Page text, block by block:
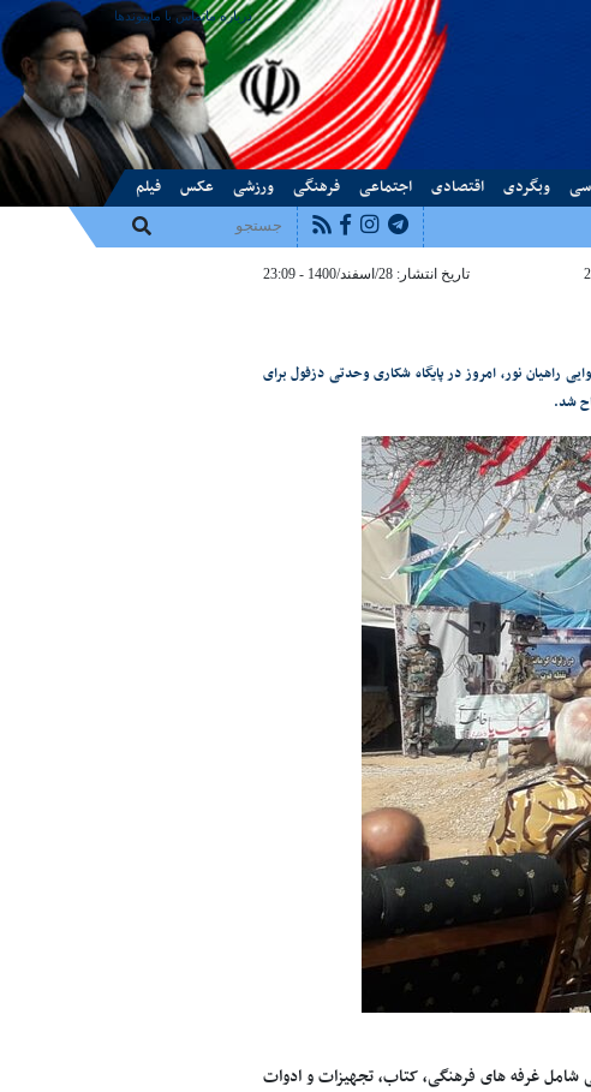
درباره ماتماس با ماپیوندها
وبگردی اقتصادی اجتماعی فرهنگی ورزشی عکس فیلم
تاریخ انتشار: 28/اسفند/1400 - 23:09
راهیان نور، امروز در پایگاه شکاری وحدتی دزفول برای
شد.
شامل غرفه های فرهنگی، کتاب، تجهیزات و ادوات